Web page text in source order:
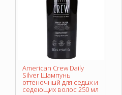
American Crew Daily
Silver Шампунь
оттеночный для седых и
седеющих волос 250 мл